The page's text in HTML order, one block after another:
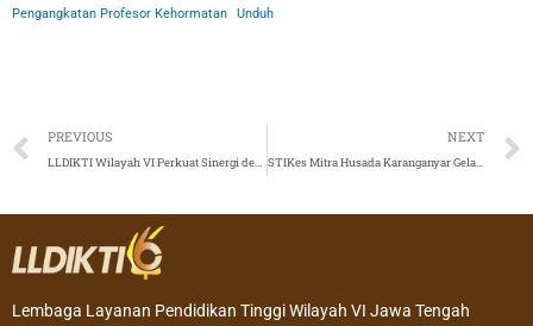
Pengangkatan Profesor Kehormatan Unduh
Prev
PREVIOUS
LLDIKTI Wilayah VI Perkuat Sinergi dengan KBRI dan SIKL Kuala Lumpur untuk Pengembangan Kerja Sama Internasional Perguruan Tinggi
NEXT
STIKes Mitra Husada Karanganyar Gelar Wisuda Bersama dan Pengambilan Sumpah Profesi Periode I Tahun 2026
Lembaga Layanan Pendidikan Tinggi Wilayah VI Jawa Tengah